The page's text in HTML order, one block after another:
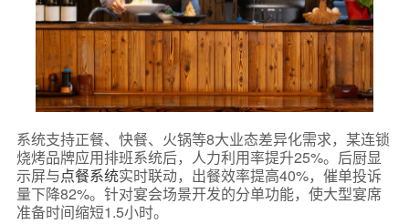
系统支持正餐、快餐、火锅等8大业态差异化需求，某连锁
烧烤品牌应用排班系统后，人力利用率提升25%。后厨显
示屏与点餐系统实时联动，出餐效率提高40%，催单投诉
量下降82%。针对宴会场景开发的分单功能，使大型宴席
准备时间缩短1.5小时。